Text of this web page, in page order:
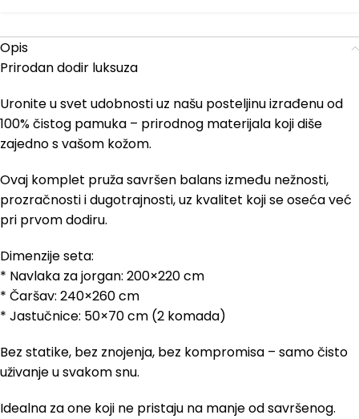
Opis
Prirodan dodir luksuza
Uronite u svet udobnosti uz našu posteljinu izrađenu od
100% čistog pamuka – prirodnog materijala koji diše
zajedno s vašom kožom.
Ovaj komplet pruža savršen balans između nežnosti,
prozračnosti i dugotrajnosti, uz kvalitet koji se oseća već
pri prvom dodiru.
Dimenzije seta:
* Navlaka za jorgan: 200×220 cm
* Čaršav: 240×260 cm
* Jastučnice: 50×70 cm (2 komada)
Bez statike, bez znojenja, bez kompromisa – samo čisto
uživanje u svakom snu.
Idealna za one koji ne pristaju na manje od savršenog.